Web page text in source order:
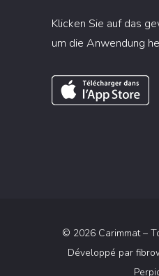
Klicken Sie auf das
um die Anwendung
© 2026 Carimmat –
Développé par